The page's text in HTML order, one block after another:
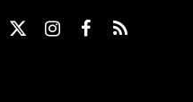
X
InstagramFacebook
RSS